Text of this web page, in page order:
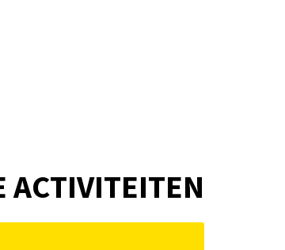
ACTIVITEITEN